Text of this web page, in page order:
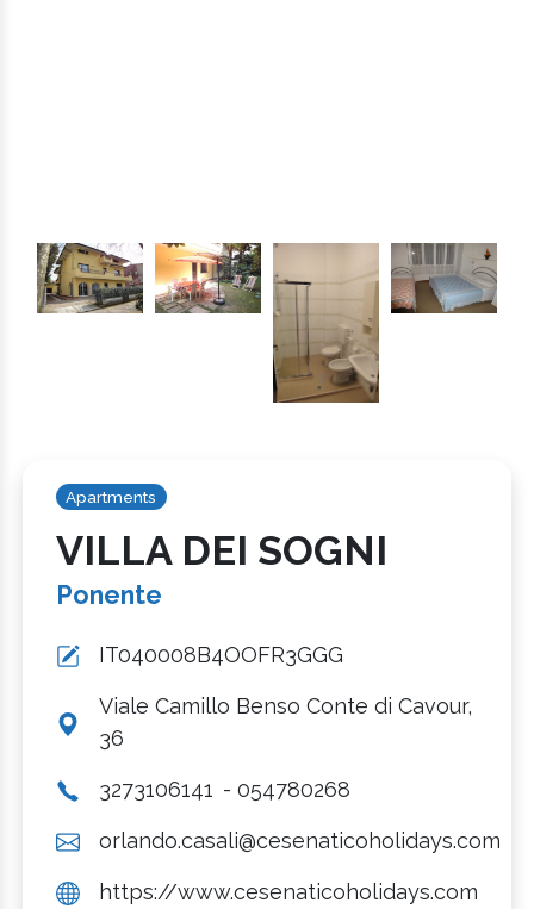
Apartments
VILLA DEI SOGNI
Ponente
IT040008B4OOFR3GGG
Viale Camillo Benso Conte di Cavour,
36
3273106141 - 054780268
orlando.casali@cesenaticoholidays.com
https://www.cesenaticoholidays.com